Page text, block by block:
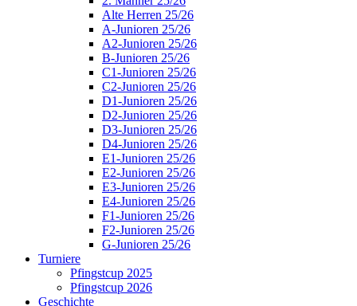
Alte Herren 25/26
A-Junioren 25/26
A2-Junioren 25/26
B-Junioren 25/26
C1-Junioren 25/26
C2-Junioren 25/26
D1-Junioren 25/26
D2-Junioren 25/26
D3-Junioren 25/26
D4-Junioren 25/26
E1-Junioren 25/26
E2-Junioren 25/26
E3-Junioren 25/26
E4-Junioren 25/26
F1-Junioren 25/26
F2-Junioren 25/26
G-Junioren 25/26
Turniere
Pfingstcup 2025
Pfingstcup 2026
Geschichte